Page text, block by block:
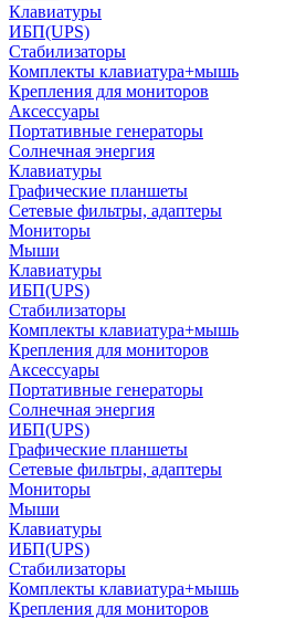
Клавиатуры
ИБП(UPS)
Стабилизаторы
Комплекты клавиатура+мышь
Крепления для мониторов
Аксессуары
Портативные генераторы
Солнечная энергия
Клавиатуры
Графические планшеты
Сетевые фильтры, адаптеры
Мониторы
Мыши
Клавиатуры
ИБП(UPS)
Стабилизаторы
Комплекты клавиатура+мышь
Крепления для мониторов
Аксессуары
Портативные генераторы
Солнечная энергия
ИБП(UPS)
Графические планшеты
Сетевые фильтры, адаптеры
Мониторы
Мыши
Клавиатуры
ИБП(UPS)
Стабилизаторы
Комплекты клавиатура+мышь
Крепления для мониторов